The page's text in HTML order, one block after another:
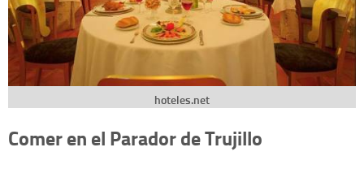
hoteles.net
Comer en el Parador de Trujillo